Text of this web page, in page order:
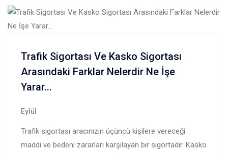
Trafik Sigortası Ve Kasko Sigortası
Arasındaki Farklar Nelerdir Ne İşe
Yarar...
Eylül
Trafik sigortası aracınızın üçüncü kişilere vereceği
maddi ve bedeni zararları karşılayan bir sigortadır. Kasko